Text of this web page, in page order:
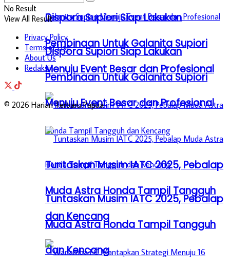
Dispora Supiori Siap Lakukan
Pembinaan Untuk Galanita Supiori
Menuju Event Besar dan Profesional
Tuntaskan Musim IATC 2025, Pebalap
Muda Astra Honda Tampil Tangguh
dan Kencang
Dispora Supiori Siap Lakukan
Pembinaan Untuk Galanita Supiori
Menuju Event Besar dan Profesional
Tuntaskan Musim IATC 2025, Pebalap
Muda Astra Honda Tampil Tangguh
dan Kencang
No Result
View All Result
Privacy Policy
Terms of Use
About Us
Redaksi
© 2026 Harian Terbaru Papua